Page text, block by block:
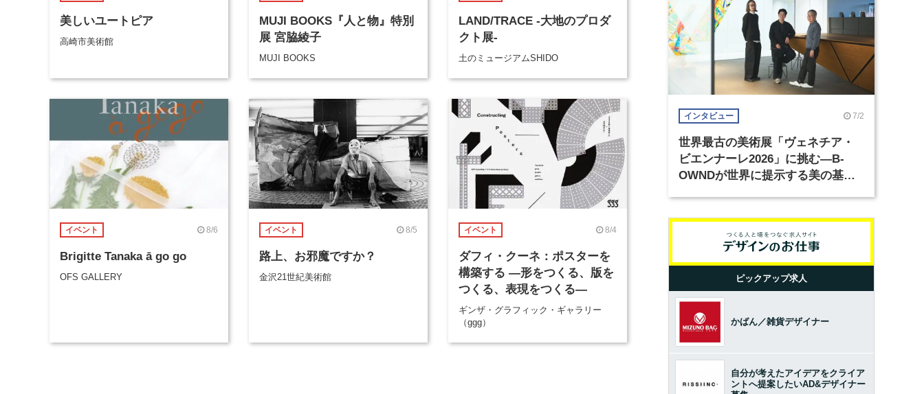
美しいユートピア
高崎市美術館
MUJI BOOKS『人と物』特別
展 宮脇綾子
MUJI BOOKS
LAND/TRACE -大地のプロダ
クト展-
土のミュージアムSHIDO
イベント 8/6
Brigitte Tanaka ā go go
OFS GALLERY
イベント 8/5
路上、お邪魔ですか？
金沢21世紀美術館
イベント 8/4
ダフィ・クーネ：ポスターを
構築する ―形をつくる、版を
つくる、表現をつくる―
ギンザ・グラフィック・ギャラリー
（ggg）
インタビュー 7/2
世界最古の美術展「ヴェネチア・
ビエンナーレ2026」に挑む―B-
OWNDが世界に提示する美の基準
ピックアップ求人
かばん／雑貨デザイナー
自分が考えたアイデアをクライア
ントへ提案したいAD&デザイナー